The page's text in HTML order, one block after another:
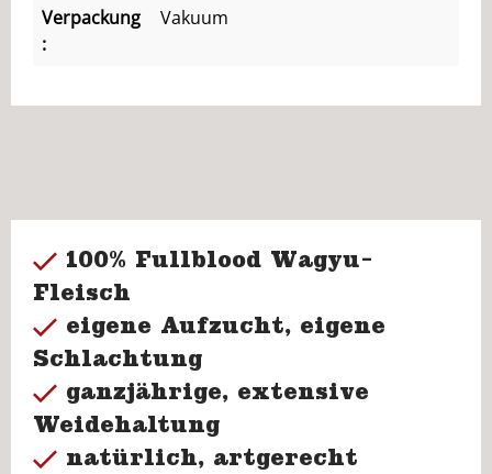
Verpackung
:
Vakuum
100% Fullblood Wagyu-
Fleisch
eigene Aufzucht, eigene
Schlachtung
ganzjährige, extensive
Weidehaltung
natürlich, artgerecht